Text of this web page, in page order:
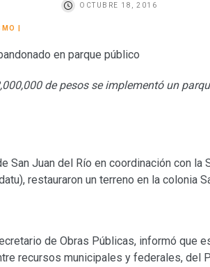
OCTUBRE 18, 2016
de pesos se implementó un
San Juan del Río en coordinación con
restauraron un terreno en la colonia
de Obras Públicas, informó que
recursos municipales y federales, del